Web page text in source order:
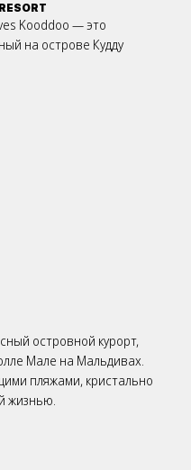
Kooddoo — это
на острове Кудду
островной курорт,
Мале на Мальдивах.
пляжами, кристально
жизнью.